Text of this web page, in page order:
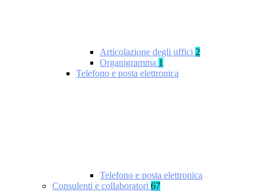
Articolazione degli uffici 2
Organigramma 1
Telefono e posta elettronica
Telefono e posta elettronica
Consulenti e collaboratori 67